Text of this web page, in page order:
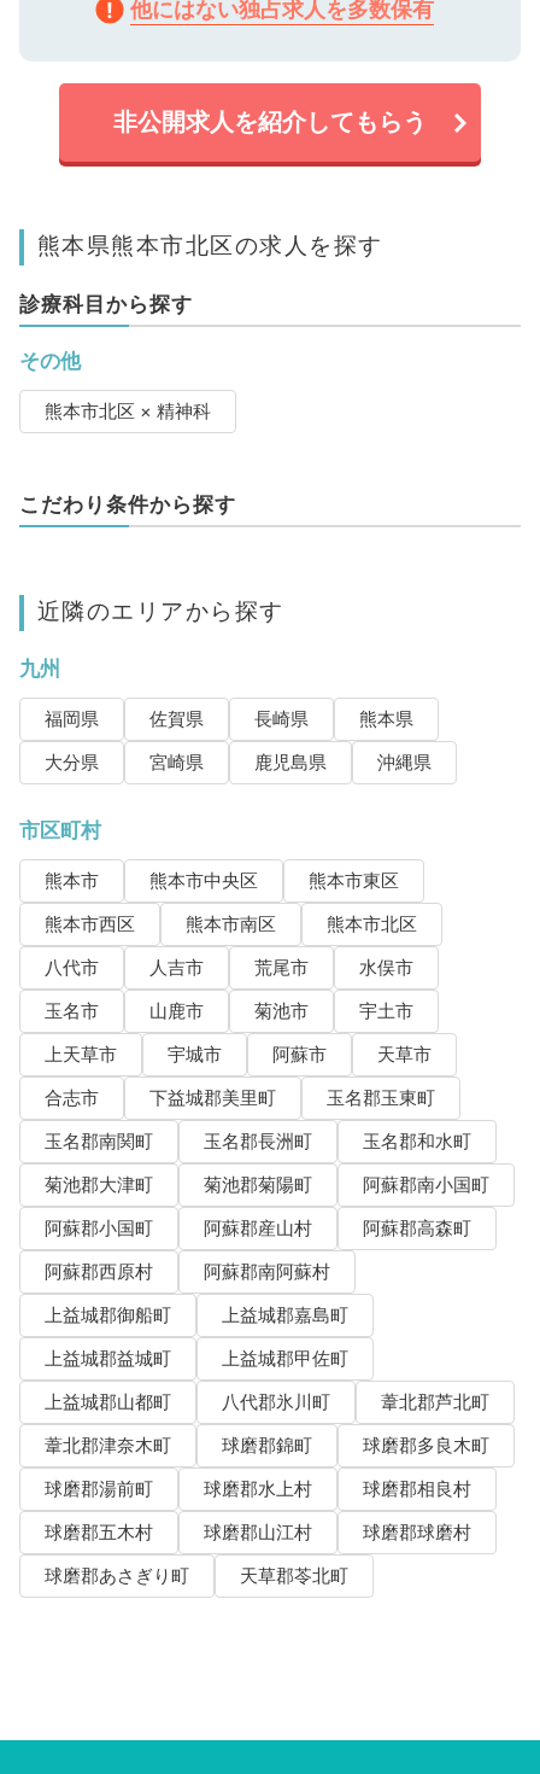
他にはない独占求人を多数保有
非公開求人を紹介してもらう
熊本県熊本市北区の求人を探す
診療科目から探す
その他
熊本市北区 × 精神科
こだわり条件から探す
近隣のエリアから探す
九州
福岡県 佐賀県 長崎県
熊本県
大分県
宮崎県 鹿児島県 沖縄県
市区町村
熊本市 熊本市中央区
熊本市東区
熊本市西区
熊本市南区
熊本市北区
八代市
人吉市 荒尾市
水俣市
玉名市
山鹿市 菊池市
宇土市
上天草市
宇城市 阿蘇市
天草市
合志市
下益城郡美里町
玉名郡玉東町
玉名郡南関町
玉名郡長洲町
玉名郡和水町
菊池郡大津町
菊池郡菊陽町
阿蘇郡南小国町
阿蘇郡小国町
阿蘇郡産山村
阿蘇郡高森町
阿蘇郡西原村
阿蘇郡南阿蘇村
上益城郡御船町
上益城郡嘉島町
上益城郡益城町
上益城郡甲佐町
上益城郡山都町
八代郡氷川町
葦北郡芦北町
葦北郡津奈木町
球磨郡錦町
球磨郡多良木町
球磨郡湯前町
球磨郡水上村
球磨郡相良村
球磨郡五木村
球磨郡山江村
球磨郡球磨村
球磨郡あさぎり町
天草郡苓北町